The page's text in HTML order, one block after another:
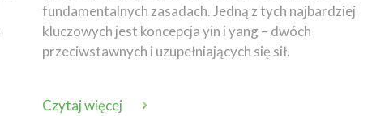
fundamentalnych zasadach. Jedną z tych najbardziej
kluczowych jest koncepcja yin i yang – dwóch
przeciwstawnych i uzupełniających się sił.
Czytaj więcej